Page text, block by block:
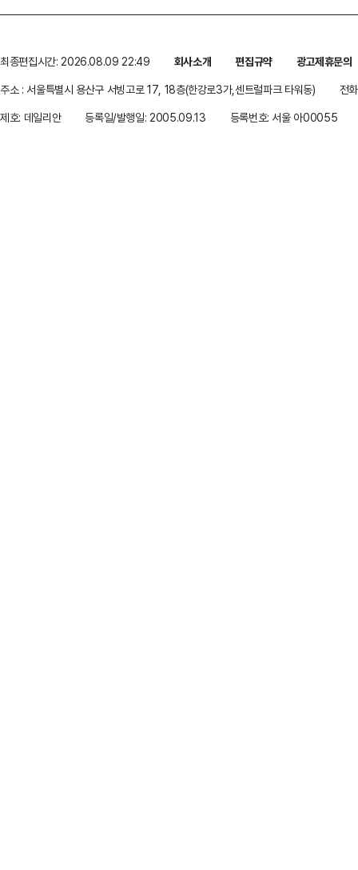
최종편집시간: 2026.08.09 22:49 회사소개 편집규약
광고제휴문의
주소 : 서울특별시 용산구 서빙고로 17, 18층(한강로3가,센트럴파크 타워동)
전
제호: 데일리안
등록일/발행일: 2005.09.13 등록번호: 서울 아00055